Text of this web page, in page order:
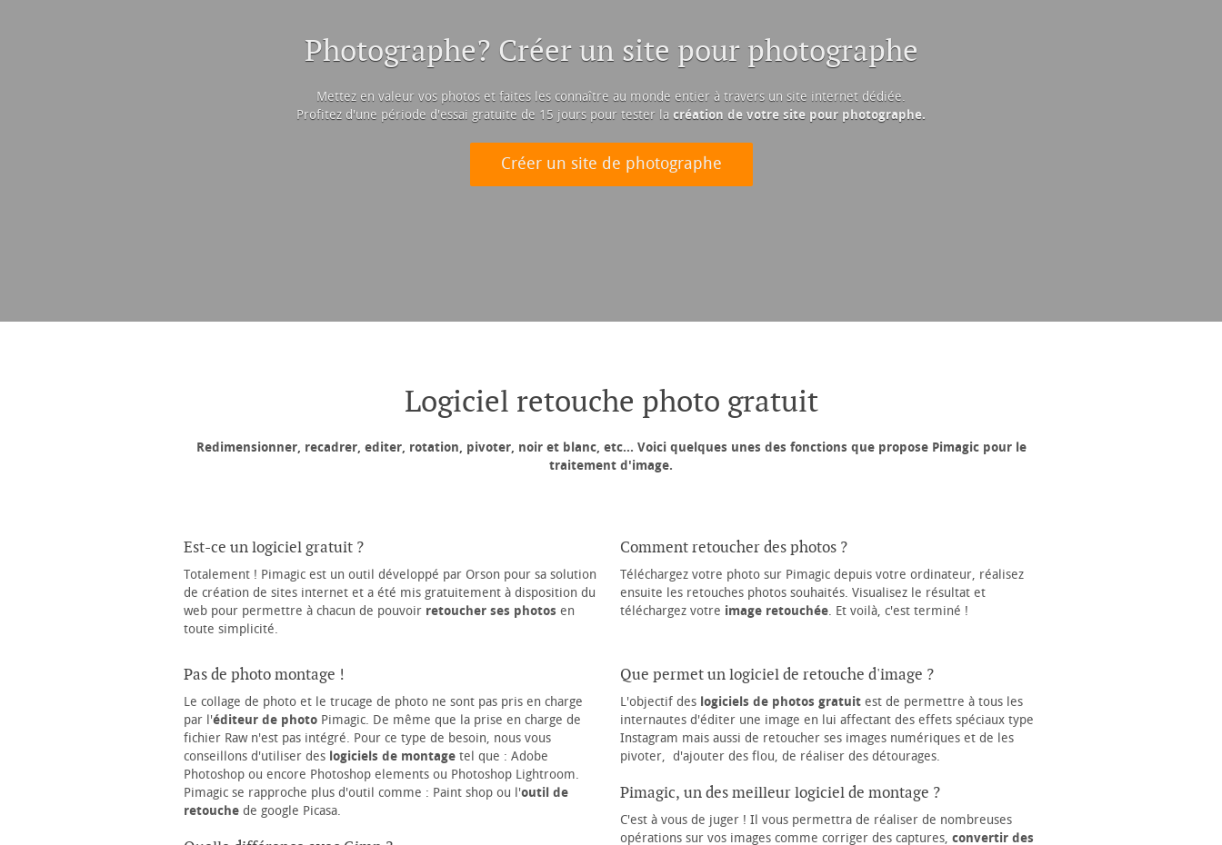
Photographe? Créer un site pour photographe
Mettez en valeur vos photos et faites les connaître au monde entier à travers un site internet dédiée.
Profitez d'une période d'essai gratuite de 15 jours pour tester la création de votre site pour photographe.
Créer un site de photographe
Logiciel retouche photo gratuit
Redimensionner, recadrer, editer, rotation, pivoter, noir et blanc, etc... Voici quelques unes des fonctions que propose Pimagic pour le
traitement d'image.
Est-ce un logiciel gratuit ?
Totalement ! Pimagic est un outil développé par Orson pour sa solution
de création de sites internet et a été mis gratuitement à disposition du
web pour permettre à chacun de pouvoir retoucher ses photos en
toute simplicité.
Comment retoucher des photos ?
Téléchargez votre photo sur Pimagic depuis votre ordinateur, réalisez
ensuite les retouches photos souhaités. Visualisez le résultat et
téléchargez votre image retouchée. Et voilà, c'est terminé !
Pas de photo montage !
Le collage de photo et le trucage de photo ne sont pas pris en charge
par l'éditeur de photo Pimagic. De même que la prise en charge de
fichier Raw n'est pas intégré. Pour ce type de besoin, nous vous
conseillons d'utiliser des logiciels de montage tel que : Adobe
Photoshop ou encore Photoshop elements ou Photoshop Lightroom.
Pimagic se rapproche plus d'outil comme : Paint shop ou l'outil de
retouche de google Picasa.
Que permet un logiciel de retouche d'image ?
L'objectif des logiciels de photos gratuit est de permettre à tous les
internautes d'éditer une image en lui affectant des effets spéciaux type
Instagram mais aussi de retoucher ses images numériques et de les
pivoter, d'ajouter des flou, de réaliser des détourages.
Pimagic, un des meilleur logiciel de montage ?
C'est à vous de juger ! Il vous permettra de réaliser de nombreuses
opérations sur vos images comme corriger des captures, convertir des